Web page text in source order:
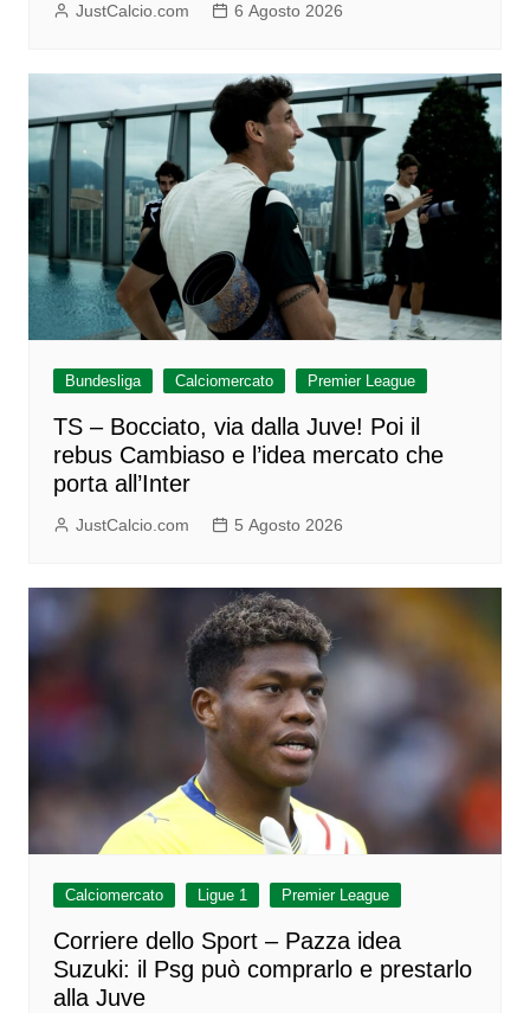
JustCalcio.com 6 Agosto 2026
Bundesliga Calciomercato Premier League
TS – Bocciato, via dalla Juve! Poi il
rebus Cambiaso e l’idea mercato che
porta all’Inter
JustCalcio.com 5 Agosto 2026
Calciomercato Ligue 1 Premier League
Corriere dello Sport – Pazza idea
Suzuki: il Psg può comprarlo e prestarlo
alla Juve